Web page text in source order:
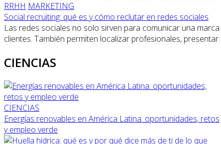
RRHH MARKETING
Social recruiting: qué es y cómo reclutar en redes sociales
Las redes sociales no solo sirven para comunicar una
clientes. También permiten localizar profesionales, presentar
CIENCIAS
CIENCIAS
Energías renovables en América Latina: oportunidades, retos
y empleo verde